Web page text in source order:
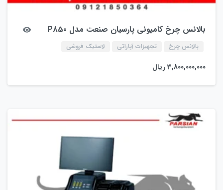
بالانس چرخ کامیونی پارسیان صنعت مدل P850
بالانس چرخ تجهیزات آپاراتی لاستیک فروشی
3,800,000,000ریال